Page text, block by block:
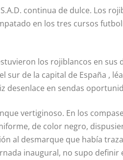
continua de dulce. Los
en los tres cursos
los rojiblancos en
sur de la capital de España ,
desenlace en sendas
vertiginoso. En los
de color negro,
al desmarque que había
inaugural, no supo